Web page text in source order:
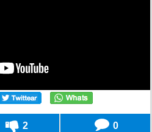
2 0